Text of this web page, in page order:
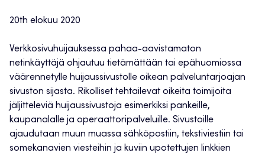
20th elokuu 2020
Verkkosivuhuijauksessa pahaa-aavistamaton
netinkäyttäjä ohjautuu tietämättään tai epähuomiossa
väärennetylle huijaussivustolle oikean palveluntarjoajan
sivuston sijasta. Rikolliset tehtailevat oikeita toimijoita
jäljitteleviä huijaussivustoja esimerkiksi pankeille,
kaupanalalle ja operaattoripalveluille. Sivustoille
ajaudutaan muun muassa sähköpostiin, tekstiviestiin tai
somekanavien viesteihin ja kuviin upotettujen linkkien